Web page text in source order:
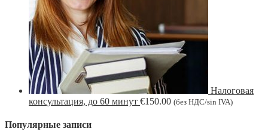
Налоговая
консультация, до 60 минут €150.00 (без НДС/sin IVA)
Популярные записи